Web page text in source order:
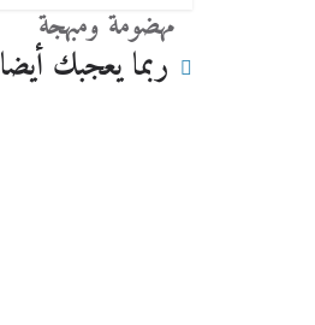
مهضومة ومبهجة
ربما يعجبك أيضا